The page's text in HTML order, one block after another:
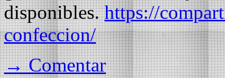
disponibles.https://
confeccion/
→ Comentar